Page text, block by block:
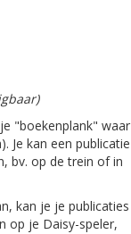
"boekenplank" waar
Je kan een publicatie
bv. op de trein of in
kan je je publicaties
op je Daisy-speler,